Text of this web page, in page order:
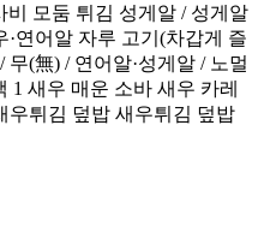
모둠 튀김 성게알 / 성게알
·연어알 자루 고기(차갑게 즐
(無) / 연어알·성게알 / 노멀
1 새우 매운 소바 새우 카레
우튀김 덮밥 새우튀김 덮밥